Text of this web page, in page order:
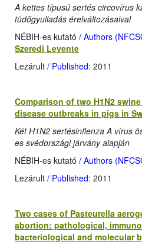
A kettes típusú sertés circovírus
tüdőgyulladás érelváltozásaival
NÉBIH-es kutató / Authors
Szeredi Levente
Lezárult / Published: 2011
Comparison of two H1N2
disease outbreaks in pigs in
Két H1N2 sertésinflenza A vírus
es svédországi járvány alapján
NÉBIH-es kutató / Authors
Lezárult / Published: 2011
Two cases of Pasteurella
abortion: pathological,
bacteriological and molecular